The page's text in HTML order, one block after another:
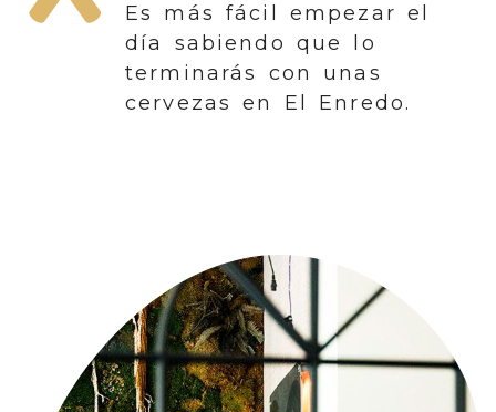
Es más fácil empezar el
día sabiendo que lo
terminarás con unas
cervezas en El Enredo.